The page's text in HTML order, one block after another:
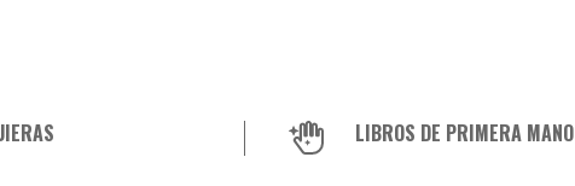
LIBROS DE PRIMERA MANO